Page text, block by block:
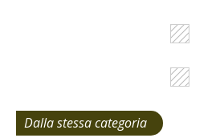
Dalla stessa categoria